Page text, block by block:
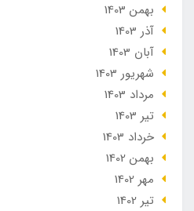
بهمن 1403
آذر 1403
آبان 1403
شهریور 1403
مرداد 1403
تير 1403
خرداد 1403
بهمن 1402
مهر 1402
تير 1402